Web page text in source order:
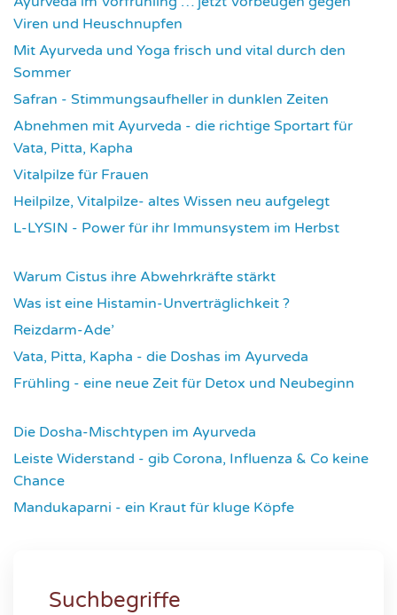
Viren und Heuschnupfen
Mit Ayurveda und Yoga frisch und vital durch den
Sommer
Safran - Stimmungsaufheller in dunklen Zeiten
Abnehmen mit Ayurveda - die richtige Sportart für
Vata, Pitta, Kapha
Vitalpilze für Frauen
Heilpilze, Vitalpilze- altes Wissen neu aufgelegt
L-LYSIN - Power für ihr Immunsystem im Herbst
Warum Cistus ihre Abwehrkräfte stärkt
Was ist eine Histamin-Unverträglichkeit ?
Reizdarm-Ade’
Vata, Pitta, Kapha - die Doshas im Ayurveda
Frühling - eine neue Zeit für Detox und Neubeginn
Die Dosha-Mischtypen im Ayurveda
Leiste Widerstand - gib Corona, Influenza & Co keine
Chance
Mandukaparni - ein Kraut für kluge Köpfe
Suchbegriffe